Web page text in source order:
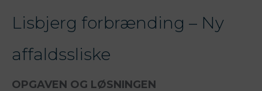
Lisbjerg forbrænding – Ny
affaldssliske
OPGAVEN OG LØSNINGEN